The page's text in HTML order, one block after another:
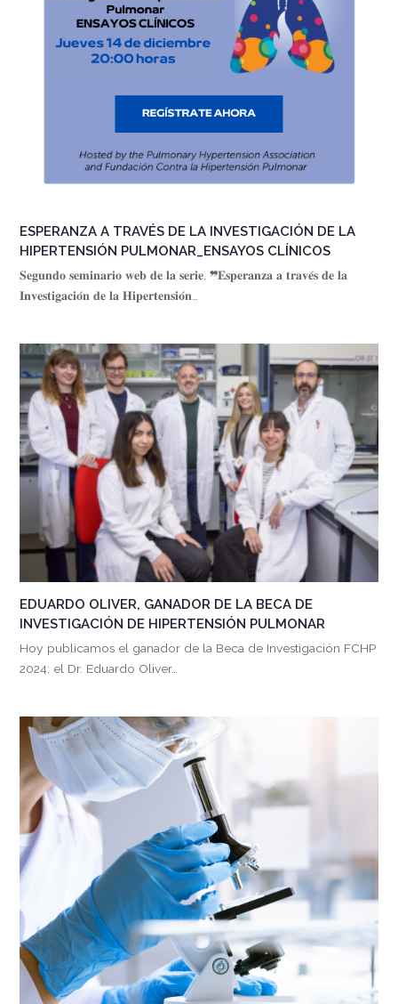
ESPERANZA A TRAVÉS DE LA INVESTIGACIÓN DE LA
HIPERTENSIÓN PULMONAR_ENSAYOS CLÍNICOS
𝐒𝐞𝐠𝐮𝐧𝐝𝐨 𝐬𝐞𝐦𝐢𝐧𝐚𝐫𝐢𝐨 𝐰𝐞𝐛 𝐝𝐞 𝐥𝐚 𝐬𝐞𝐫𝐢𝐞, ❞𝐄𝐬𝐩𝐞𝐫𝐚𝐧𝐳𝐚 𝐚 𝐭𝐫𝐚𝐯𝐞́𝐬 𝐝𝐞 𝐥𝐚
𝐈𝐧𝐯𝐞𝐬𝐭𝐢𝐠𝐚𝐜𝐢𝐨́𝐧 𝐝𝐞 𝐥𝐚 𝐇𝐢𝐩𝐞𝐫𝐭𝐞𝐧𝐬𝐢𝐨́𝐧…
EDUARDO OLIVER, GANADOR DE LA BECA DE
INVESTIGACIÓN DE HIPERTENSIÓN PULMONAR
Hoy publicamos el ganador de la Beca de Investigación FCHP
2024: el Dr. Eduardo Oliver…